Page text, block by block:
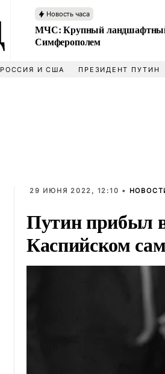
Новость часа
МЧС: Крупный
Симферополем
РОССИЯ И США ПРЕЗИДЕНТ ПУТИН
29 ИЮНЯ 2022, 12:10 •
Путин прибыл
Каспийском